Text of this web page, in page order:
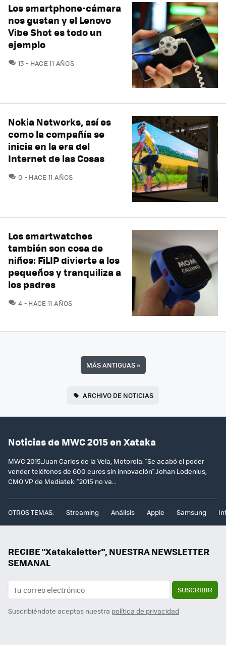
Los smartphone-cámara
nos gustan y el Lenovo
Vibe Shot es todo un
ejemplo
13 COMENTARIOS
HACE 11 AÑOS
Nokia Networks, así es
como la compañía se
inicia en la era del
Internet de las Cosas
0 COMENTARIOS
HACE 11 AÑOS
Los smartwatches
también son cosa de
niños: FiLIP divierte a los
pequeños y tranquiliza a
los padres
4 COMENTARIOS
HACE 11 AÑOS
MÁS ANTIGUAS»
ARCHIVO DE NOTICIAS
Noticias de MWC 2015 en Xataka
MWC 2015:Juan Carlos de la Vela, Motorola: "Se acabó el poder
vender teléfonos de 600 euros sin innovación".Johan Lodenius,
CMO VP de Mediatek: "2015 no va...
OTROS TEMAS: Streaming Análisis Apple Samsung
RECIBE "Xatakaletter", NUESTRA NEWSLETTER
SEMANAL
SUSCRIBIR
Suscribiéndote aceptas nuestra política de privacidad